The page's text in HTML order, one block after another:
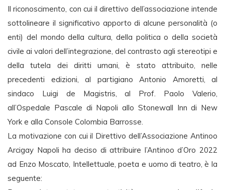
Il riconoscimento, con cui il direttivo dell’associazione intende
sottolineare il significativo apporto di alcune personalità (o
enti) del mondo della cultura, della politica o della società
civile ai valori dell’integrazione, del contrasto agli stereotipi e
della tutela dei diritti umani, è stato attribuito, nelle
precedenti edizioni, al partigiano Antonio Amoretti, al
sindaco Luigi de Magistris, al Prof. Paolo Valerio,
all’Ospedale Pascale di Napoli allo Stonewall Inn di New
York e alla Console Colombia Barrosse.
La motivazione con cui il Direttivo dell’Associazione Antinoo
Arcigay Napoli ha deciso di attribuire l’Antinoo d’Oro 2022
ad Enzo Moscato, Intellettuale, poeta e uomo di teatro, è la
seguente: